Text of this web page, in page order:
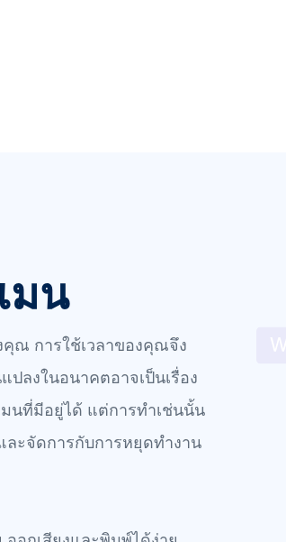
น
ณ การใช้เวลาของคุณจึง
ลงในอนาคตอาจเป็นเรื่อง
นที่มีอยู่ได้ แต่การทำเช่นนั้น
ะจัดการกับการหยุดทำงาน